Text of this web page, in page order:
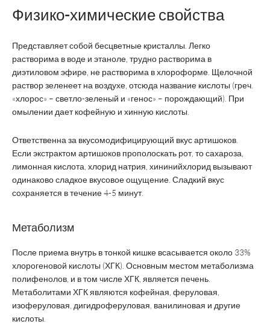
Физико-химические свойства
Представляет собой бесцветные кристаллы. Легко
растворима в воде и этаноле, трудно растворима в
диэтиловом эфире, не растворима в хлороформе. Щелочной
раствор зеленеет на воздухе, отсюда название кислоты (греч.
«хлорос» – светло-зеленый и «генос» – порождающий). При
омылении дает кофейную и хинную кислоты.
Ответственна за вкусомодифицирующий вкус артишоков.
Если экстрактом артишоков прополоскать рот, то сахароза,
лимонная кислота, хлорид натрия, хининийхлорид вызывают
одинаково сладкое вкусовое ощущение. Сладкий вкус
сохраняется в течение 4-5 минут.
Метаболизм
После приема внутрь в тонкой кишке всасывается около 33%
хлорогеновой кислоты (ХГК). Основным местом метаболизма
полифенолов, и в том числе ХГК, является печень.
Метаболитами ХГК являются кофейная, феруловая,
изоферуловая, дигидроферуловая, ванилиновая и другие
кислоты.